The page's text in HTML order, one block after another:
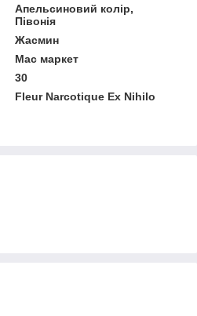
Апельсиновий колір,
Півонія
Жасмин
Мас маркет
30
Fleur Narcotique Ex Nihilo